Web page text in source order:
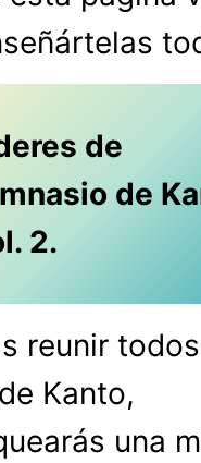
de
de
2.
reunir
Kanto,
una